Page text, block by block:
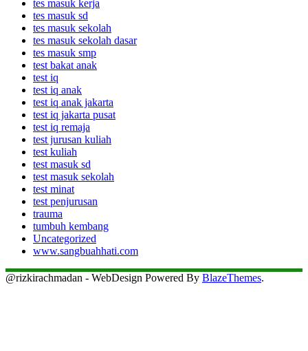
tes masuk kerja
tes masuk sd
tes masuk sekolah
tes masuk sekolah dasar
tes masuk smp
test bakat anak
test iq
test iq anak
test iq anak jakarta
test iq jakarta pusat
test iq remaja
test jurusan kuliah
test kuliah
test masuk sd
test masuk sekolah
test minat
test penjurusan
trauma
tumbuh kembang
Uncategorized
www.sangbuahhati.com
@rizkirachmadan - WebDesign Powered By BlazeThemes.